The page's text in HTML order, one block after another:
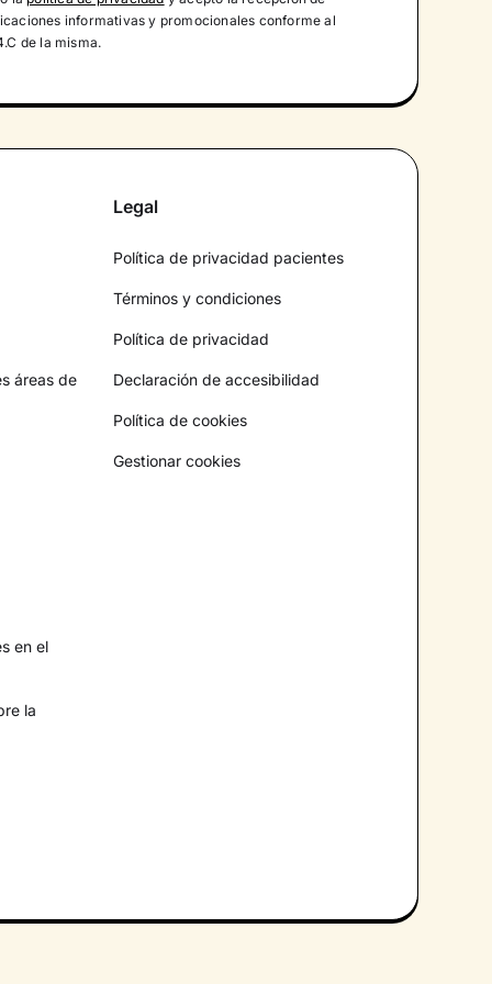
informativas y promocionales conforme al
de la misma.
áreas de
en el
la
Legal
Política de privacidad pacientes
Términos y condiciones
Política de privacidad
Declaración de accesibilidad
Política de cookies
Gestionar cookies